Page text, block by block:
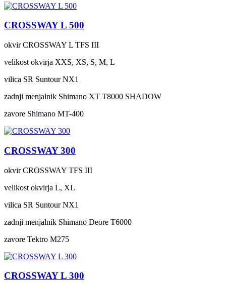
CROSSWAY L 500
okvir CROSSWAY L TFS III
velikost okvirja XXS, XS, S, M, L
vilica SR Suntour NX1
zadnji menjalnik Shimano XT T8000 SHADOW
zavore Shimano MT-400
CROSSWAY 300
okvir CROSSWAY TFS III
velikost okvirja L, XL
vilica SR Suntour NX1
zadnji menjalnik Shimano Deore T6000
zavore Tektro M275
CROSSWAY L 300